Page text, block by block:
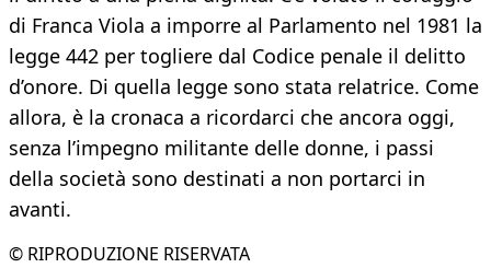
di Franca Viola a imporre al Parlamento nel 1981 la
legge 442 per togliere dal Codice penale il delitto
d’onore. Di quella legge sono stata relatrice. Come
allora, è la cronaca a ricordarci che ancora oggi,
senza l’impegno militante delle donne, i passi
della società sono destinati a non portarci in
avanti.
© RIPRODUZIONE RISERVATA